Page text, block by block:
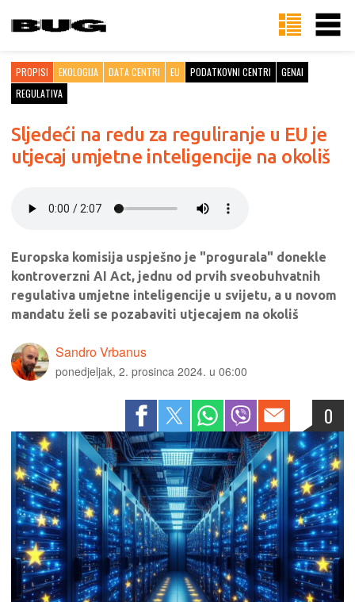
PROPISI EKOLOGIJA DATA CENTRI EU PODATKOVNI CENTRI
GENAI
REGULATIVA
Sljedeći na redu za reguliranje u EU je
utjecaj umjetne inteligencije na okoliš
Europska komisija uspješno je "progurala" donekle
kontroverzni AI Act, jednu od prvih sveobuhvatnih
regulativa umjetne inteligencije u svijetu, a u novom
mandatu želi se pozabaviti utjecajem na okoliš
Sandro Vrbanus
ponedjeljak, 2. prosinca 2024. u 06:00
0